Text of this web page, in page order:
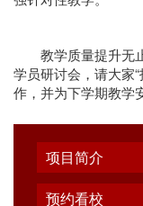
教学质量提升无止
学员研讨会，请大家
作，并为下学期教学
项目简介
预约看校